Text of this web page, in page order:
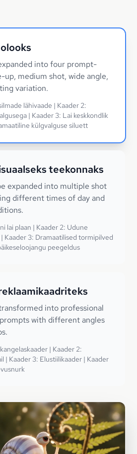
into four prompt-
up, medium shot, wide angle,
variation.
lähivaade | Kaader 2:
| Kaader 3: Lai keskkondlik
külgvalguse siluett
teekonnaks
expanded into multiple shot
different times of day and
lai plaan | Kaader 2: Udune
Kaader 3: Dramaatilised tormipilved
peegeldus
into professional
with different angles
| Kaader 2:
| Kaader 3: Elustiilikaader | Kaader